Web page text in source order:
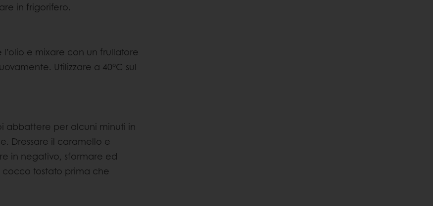
in frigorifero.
e mixare con un frullatore
Utilizzare a 40°C sul
abbattere per alcuni minuti in
Dressare il caramello e
in negativo, sformare ed
tostato prima che